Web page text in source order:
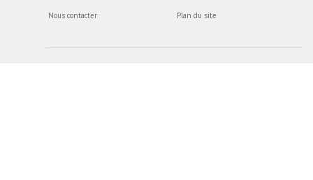
Nous contacter Plan du site